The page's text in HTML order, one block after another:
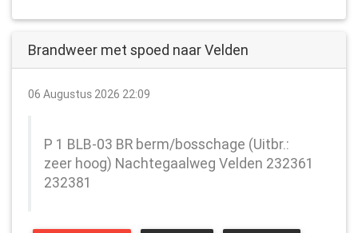
Brandweer met spoed naar Velden
06 Augustus 2026 22:09
P 1 BLB-03 BR berm/bosschage (Uitbr.:
zeer hoog) Nachtegaalweg Velden 232361
232381